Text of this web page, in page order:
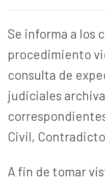
Se informa a los
procedimiento
consulta de
judiciales
Civil,
A fin de tomar